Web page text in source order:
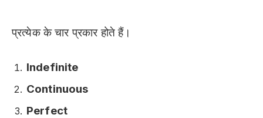
प्रत्येक के चार प्रकार होते हैं।
Indefinite
Continuous
Perfect